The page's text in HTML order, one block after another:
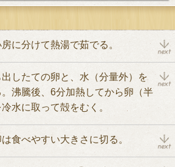
に分けて熱湯で茹でる。
したての卵と、水（分量外）を
沸騰後、6分加熱してから卵（半
水に取って殻をむく。
食べやすい大きさに切る。